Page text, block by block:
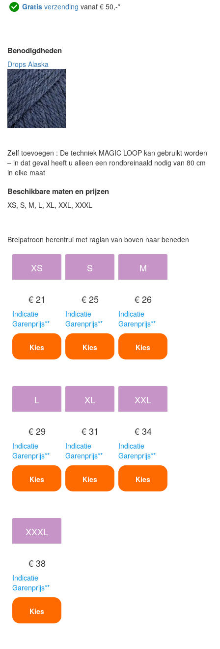
Gratis verzending vanaf € 50,-*
Benodigdheden
Drops Alaska
Zelf toevoegen : De techniek MAGIC LOOP kan gebruikt worden
– in dat geval heeft u alleen een rondbreinaald nodig van 80 cm
in elke maat
Beschikbare maten en prijzen
XS, S, M, L, XL, XXL, XXXL
Breipatroon herentrui met raglan van boven naar beneden
XS
€ 21
Indicatie
Garenprijs**
Kies
S
€ 25
Indicatie
Garenprijs**
Kies
M
€ 26
Indicatie
Garenprijs**
Kies
L
€ 29
Indicatie
Garenprijs**
Kies
XL
€ 31
Indicatie
Garenprijs**
Kies
XXL
€ 34
Indicatie
Garenprijs**
Kies
XXXL
€ 38
Indicatie
Garenprijs**
Kies